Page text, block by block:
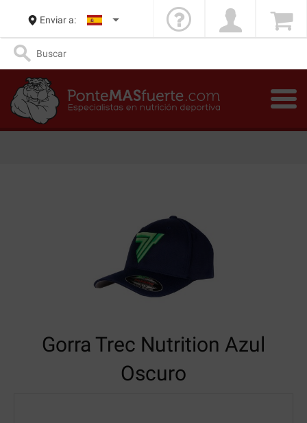
Enviar a:
Gorra Trec Nutrition Azul
Oscuro